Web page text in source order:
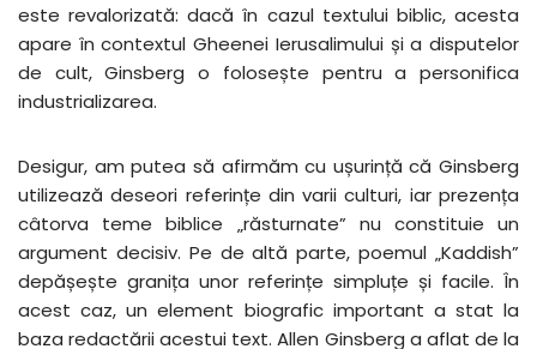
este revalorizată: dacă în cazul textului biblic, acesta
apare în contextul Gheenei Ierusalimului și a disputelor
de cult, Ginsberg o folosește pentru a personifica
industrializarea.
Desigur, am putea să afirmăm cu ușurință că Ginsberg
utilizează deseori referințe din varii culturi, iar prezența
câtorva teme biblice „răsturnate” nu constituie un
argument decisiv. Pe de altă parte, poemul „Kaddish”
depășește granița unor referințe simpluțe și facile. În
acest caz, un element biografic important a stat la
baza redactării acestui text. Allen Ginsberg a aflat de la